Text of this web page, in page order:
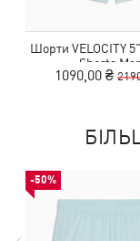
Шорти VELOCITY
Shorts Men
1090,00 ₴
-50%